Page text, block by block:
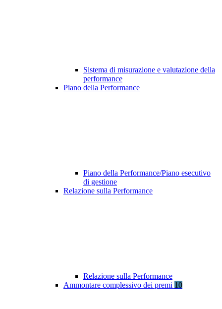
Sistema di misurazione e valutazione della
performance
Piano della Performance
Piano della Performance/Piano esecutivo
di gestione
Relazione sulla Performance
Relazione sulla Performance
Ammontare complessivo dei premi 10